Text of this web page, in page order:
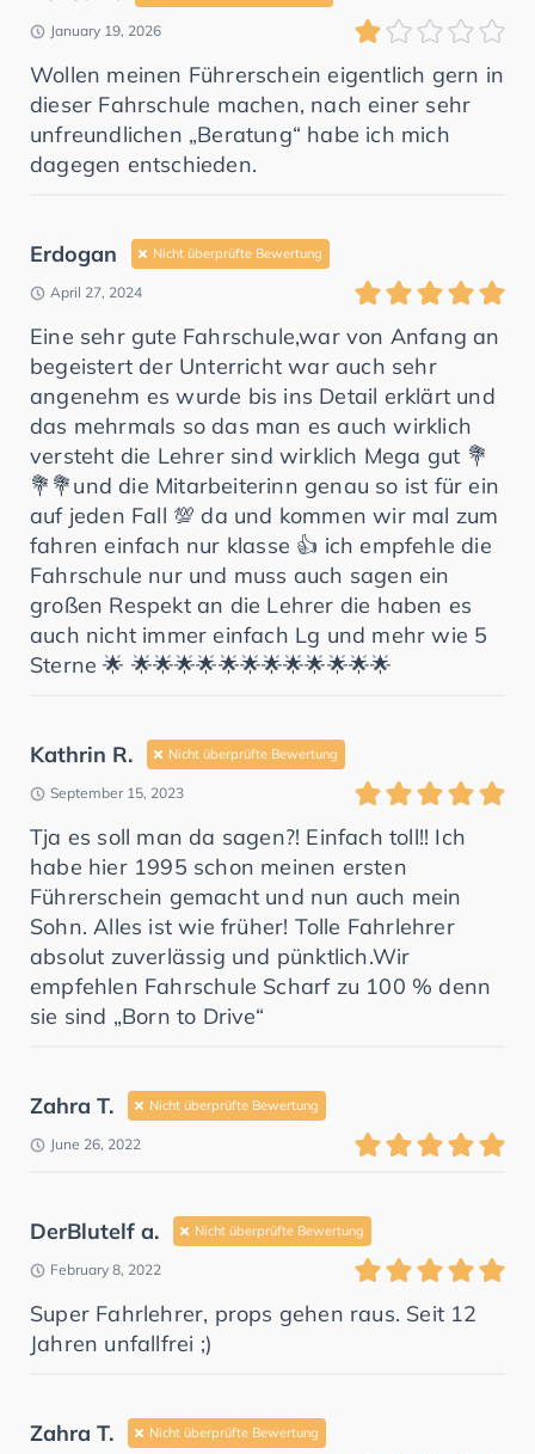
January 19, 2026
Wollen meinen Führerschein eigentlich gern in
dieser Fahrschule machen, nach einer sehr
unfreundlichen „Beratung“ habe ich mich
dagegen entschieden.
Erdogan Nicht überprüfte Bewertung
April 27, 2024
Eine sehr gute Fahrschule,war von Anfang an
begeistert der Unterricht war auch sehr
angenehm es wurde bis ins Detail erklärt und
das mehrmals so das man es auch wirklich
versteht die Lehrer sind wirklich Mega gut 💐
💐💐und die Mitarbeiterinn genau so ist für ein
auf jeden Fall 💯 da und kommen wir mal zum
fahren einfach nur klasse 👍 ich empfehle die
Fahrschule nur und muss auch sagen ein
großen Respekt an die Lehrer die haben es
auch nicht immer einfach Lg und mehr wie 5
Sterne 🌟 🌟🌟🌟🌟🌟🌟🌟🌟🌟🌟🌟🌟
Kathrin R. Nicht überprüfte Bewertung
September 15, 2023
Tja es soll man da sagen?! Einfach toll!! Ich
habe hier 1995 schon meinen ersten
Führerschein gemacht und nun auch mein
Sohn. Alles ist wie früher! Tolle Fahrlehrer
absolut zuverlässig und pünktlich.Wir
empfehlen Fahrschule Scharf zu 100 % denn
sie sind „Born to Drive“
Zahra T. Nicht überprüfte Bewertung
June 26, 2022
DerBlutelf a. Nicht überprüfte Bewertung
February 8, 2022
Super Fahrlehrer, props gehen raus. Seit 12
Jahren unfallfrei ;)
Zahra T. Nicht überprüfte Bewertung